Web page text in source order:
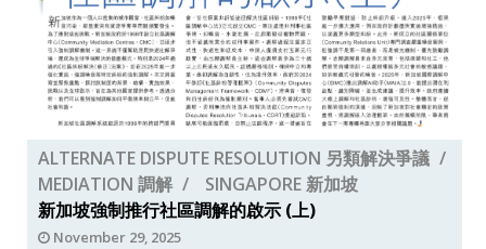
ALTERNATE DISPUTE RESOLUTION 另類解決爭議
MEDIATION 調解
SINGAPORE 新加坡
新加坡強制推行社區調解的啟示 (上)
November 29, 2025